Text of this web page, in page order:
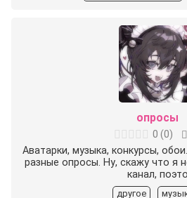
опросы
0 (0)
Аватарки, музыка, конкурсы,
разные опросы. Ну, скажу что я
канал, поэто
другое